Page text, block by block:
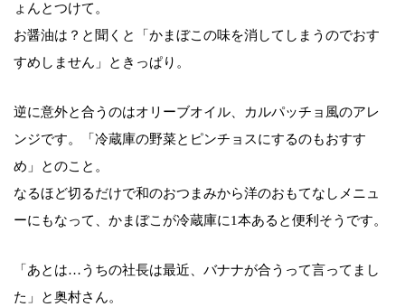
ょんとつけて。
お醤油は？と聞くと「かまぼこの味を消してしまうのでおす
すめしません」ときっぱり。
逆に意外と合うのはオリーブオイル、カルパッチョ風のアレ
ンジです。「冷蔵庫の野菜とピンチョスにするのもおすす
め」とのこと。
なるほど切るだけで和のおつまみから洋のおもてなしメニュ
ーにもなって、かまぼこが冷蔵庫に1本あると便利そうです。
「あとは…うちの社長は最近、バナナが合うって言ってまし
た」と奥村さん。